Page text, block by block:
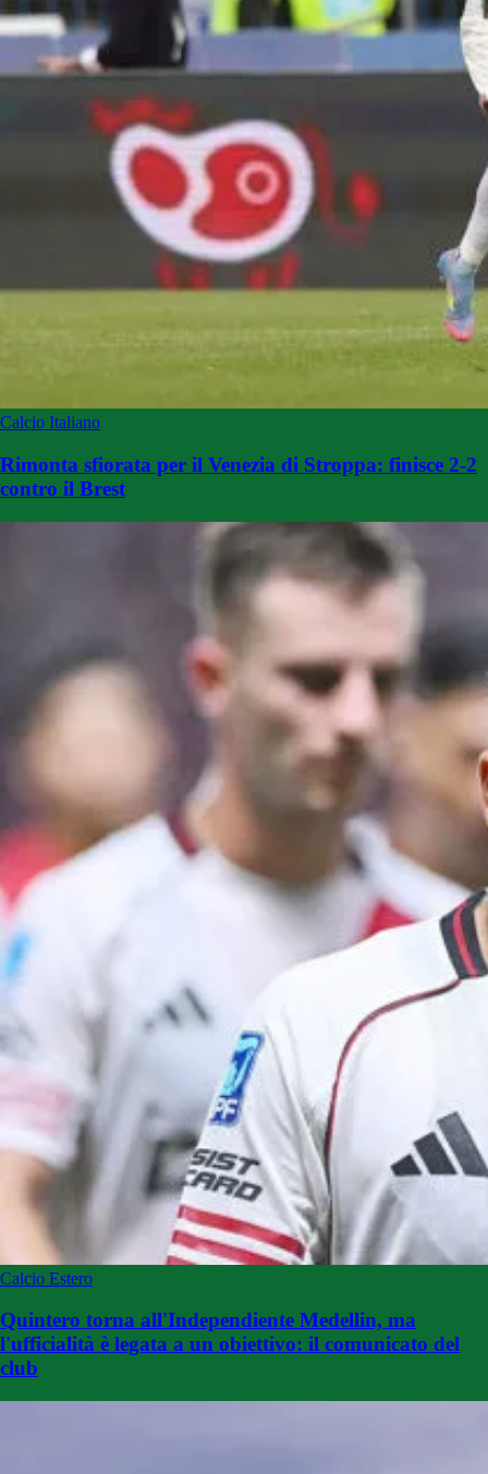
Calcio Italiano
Rimonta sfiorata per il Venezia di Stroppa: finisce 2-2
contro il Brest
Calcio Estero
Quintero torna all'Independiente Medellin, ma
l'ufficialità è legata a un obiettivo: il comunicato del
club